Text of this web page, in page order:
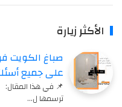
الأكثر زيارة
صباغ الكويت
على جميع
📌 في هذا المقال:
ترسمها ل…